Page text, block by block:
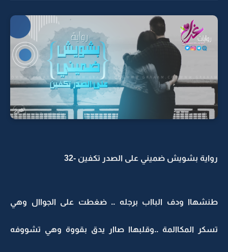
رواية بشويش ضميني على الصدر تكفين -32
طنشهاا ودف البااب برجله .. ضغطت على الجواال وهي
تسكر المكاالمة ..وقلبهاا صاار يدق بقووة وهي تشووفه